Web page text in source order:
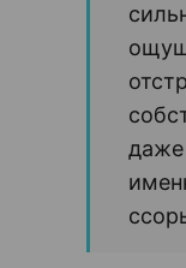
даже